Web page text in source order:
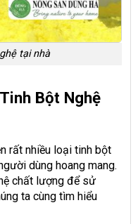
tại nhà
Bột Nghệ
rất nhiều loại tinh bột
dùng hoang mang.
chất lượng để sử
ta cùng tìm hiểu